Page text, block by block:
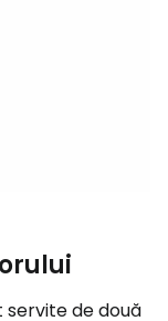
servite de două